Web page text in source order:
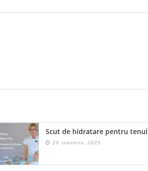
Scut de hidratare pentru
20 ianuarie, 2025